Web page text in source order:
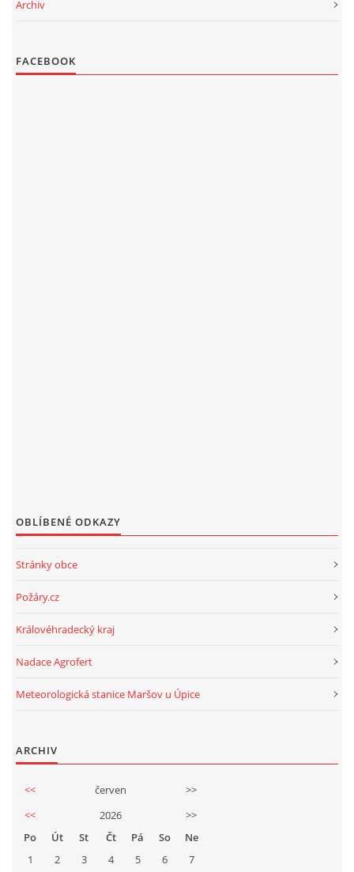
Archiv
FACEBOOK
OBLÍBENÉ ODKAZY
Stránky obce
Požáry.cz
Královéhradecký kraj
Nadace Agrofert
Meteorologická stanice Maršov u Úpice
ARCHIV
<< červen
>>
<<
2026
>>
Po
Út St Čt Pá So
Ne
1
2 3 4 5 6 7